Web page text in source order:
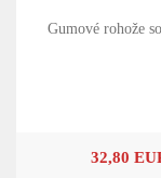
Gumové rohože
32,80